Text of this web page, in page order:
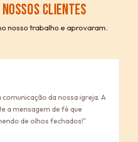
NOSSOS CLIENTES
nosso trabalho e aprovaram.
da nossa igreja. A
a mensagem de fé que
de olhos fechados!"